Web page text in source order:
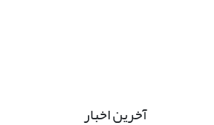
آخرین اخبار